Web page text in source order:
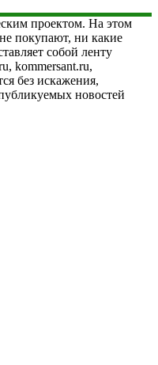
проектом. На этом
покупают, ни какие
собой ленту
kommersant.ru,
без искажения,
новостей